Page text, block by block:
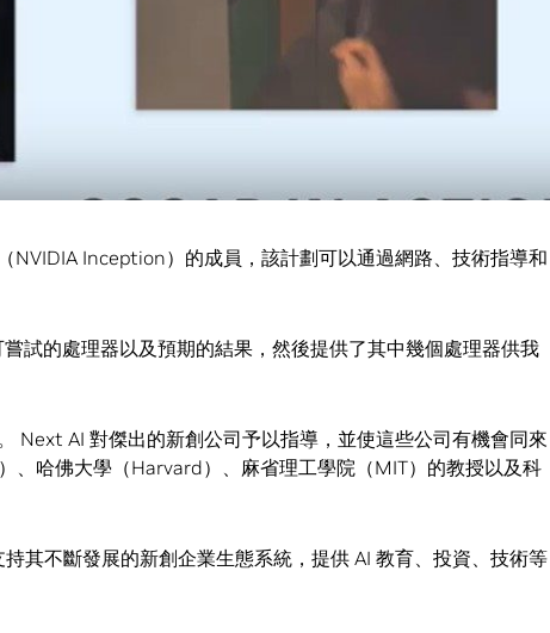
，中國禁止進口多種廢料，其中包括回收利用的塑料、紡織廢
Recycling Industries）稱，自那時以來，美國對中國的
收處理商都在爭先恐後更好地分類垃圾，以生產更清潔的可回
（NVIDIA Inception）的成員，該計劃可以通過網路、技術指導和
試的處理器以及預期的結果，然後提供了其中幾個處理器供我
Next AI 對傑出的新創公司予以指導，並使這些公司有機會同來
、哈佛大學（Harvard）、麻省理工學院（MIT）的教授以及科
其不斷發展的新創企業生態系統，提供 AI 教育、投資、技術等